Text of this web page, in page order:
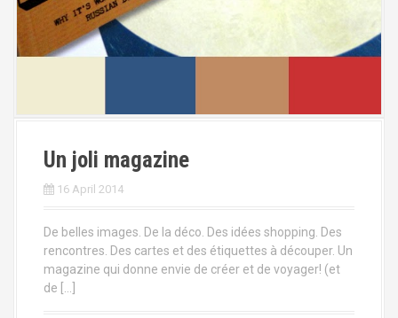
Un joli magazine
16 April 2014
De belles images. De la déco. Des idées shopping. Des
rencontres. Des cartes et des étiquettes à découper. Un
magazine qui donne envie de créer et de voyager! (et
de […]